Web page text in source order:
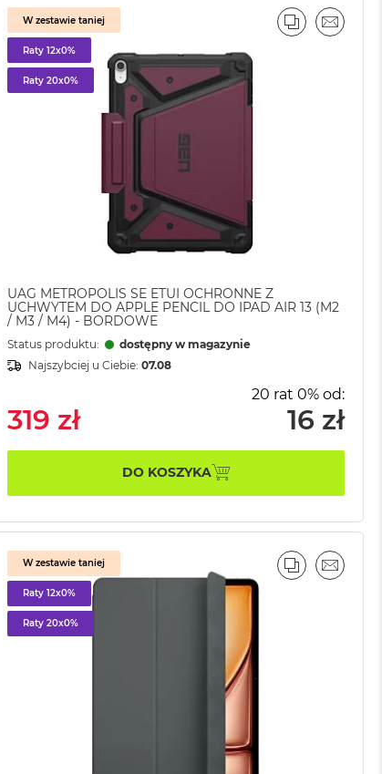
W zestawie taniej
Raty 12x0%
Raty 20x0%
UAG METROPOLIS SE ETUI OCHRONNE Z
UCHWYTEM DO APPLE PENCIL DO IPAD AIR 13 (M2
/ M3 / M4) - BORDOWE
Status produktu:
dostępny w magazynie
Najszybciej u Ciebie:07.08
319 zł
20 rat 0% od:
16 zł
DO KOSZYKA
PORÓWNAJ
EMAIL
W zestawie taniej
Raty 12x0%
Raty 20x0%
PORÓWNAJ
EMAIL